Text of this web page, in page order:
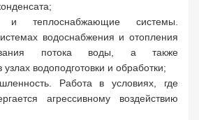
и теплоснабжающие системы.
водоснабжения и отопления
потока воды, а также
водоподготовки и обработки;
Работа в условиях, где
агрессивному воздействию